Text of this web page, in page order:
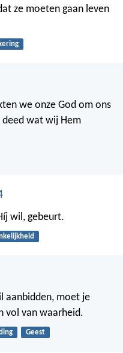
ze moeten gaan leven
we onze God om ons
deed wat wij Hem
wil, gebeurt.
aanbidden, moet je
vol van waarheid.
Geest